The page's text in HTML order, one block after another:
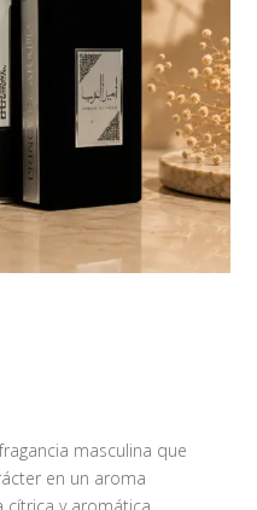
masculina que
en un aroma
cítrica y aromática